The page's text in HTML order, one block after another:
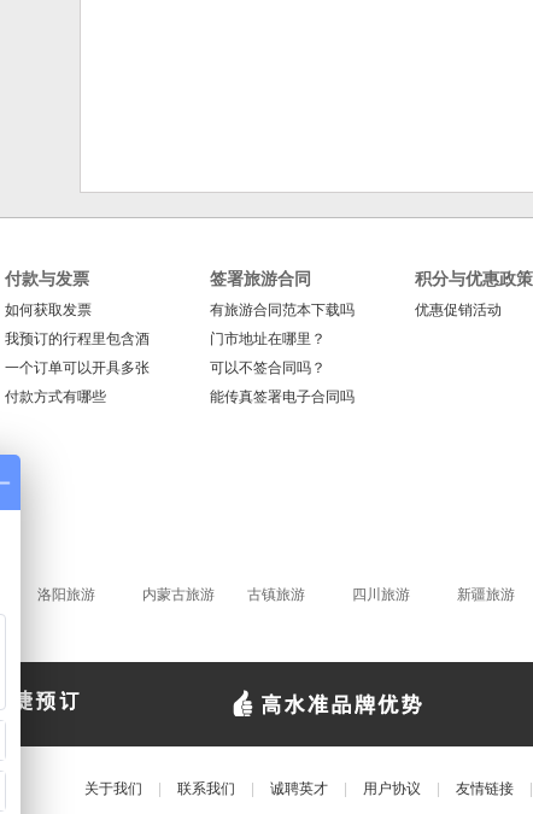
付款与发票
如何获取发票
我预订的行程里包含酒
一个订单可以开具多张
付款方式有哪些
签署旅游合同
有旅游合同范本下载吗
门市地址在哪里？
可以不签合同吗？
能传真签署电子合同吗
积分与优惠政策
优惠促销活动
洛阳旅游 内蒙古旅游 古镇旅游 四川旅游 新疆旅游
关于我们 联系我们 诚聘英才 用户协议 友情链接